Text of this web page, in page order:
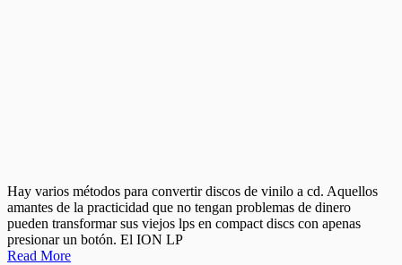
Hay varios métodos para convertir discos de vinilo a cd. Aquellos
amantes de la practicidad que no tengan problemas de dinero
pueden transformar sus viejos lps en compact discs con apenas
presionar un botón. El ION LP
Read More